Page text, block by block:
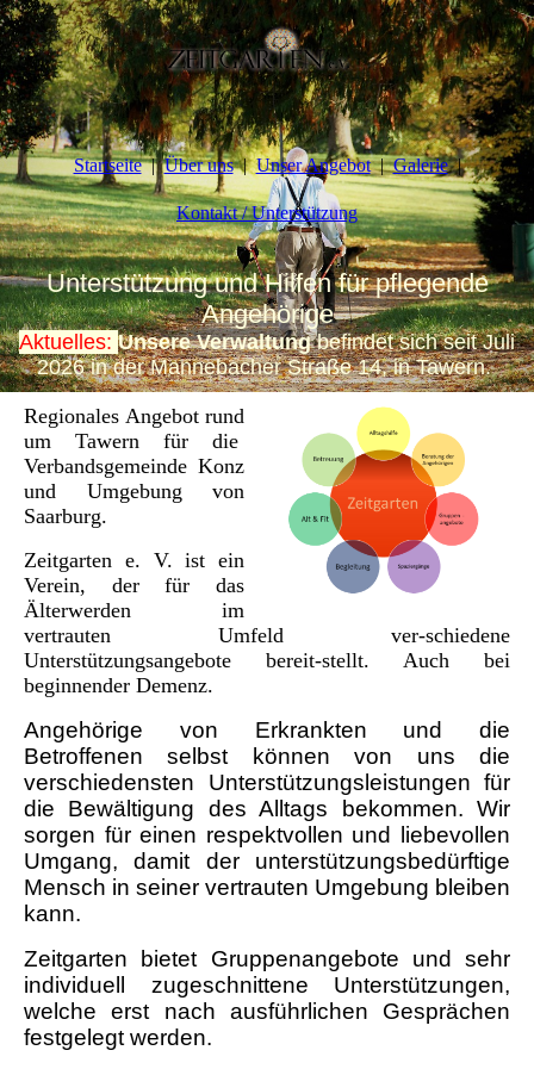
Startseite Über uns Unser Angebot Galerie
Kontakt / Unterstützung
Unterstützung und Hilfen für pflegende
Angehörige
Aktuelles: Unsere Verwaltungbefindet sich seit Juli
2026 in der Mannebacher Straße 14, in Tawern.
Regionales Angebot rund
um Tawern für die
Verbandsgemeinde Konz
und Umgebung von
Saarburg.
Zeitgarten e. V. ist ein
Verein, der für das
Älterwerden im
vertrauten Umfeld ver-schiedene
Unterstützungsangebote bereit-stellt. Auch bei
beginnender Demenz.
Angehörige von Erkrankten und die
Betroffenen selbst können von uns die
verschiedensten Unterstützungsleistungen für
die Bewältigung des Alltags bekommen. Wir
sorgen für einen respektvollen und liebevollen
Umgang, damit der unterstützungsbedürftige
Mensch in seiner vertrauten Umgebung bleiben
kann.
Zeitgarten bietet Gruppenangebote und sehr
individuell zugeschnittene Unterstützungen,
welche erst nach ausführlichen Gesprächen
festgelegt werden.